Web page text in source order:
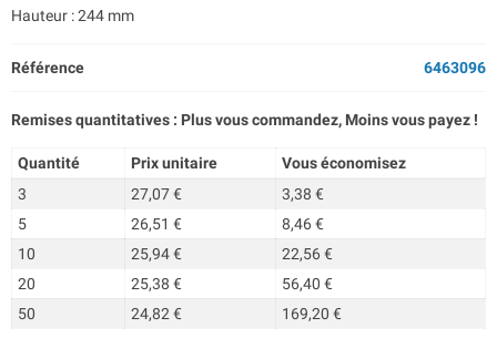
Hauteur : 244 mm
Référence 6463096
Remises quantitatives : Plus vous commandez, Moins vous payez !
Quantité Prix unitaire
Vous économisez
3
27,07 €
3,38 €
5
26,51 €
8,46 €
10
25,94 €
22,56 €
20
25,38 €
56,40 €
50
24,82 € 169,20 €